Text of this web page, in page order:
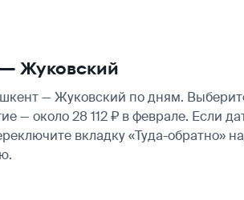
Жуковский
— Жуковский по дням.
— около 28 112 ₽ в феврале. Если
вкладку «Туда-обратно»